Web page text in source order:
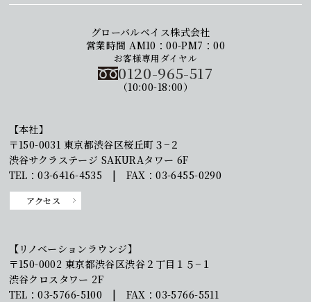
グローバルベイス株式会社
営業時間 AM10：00-PM7：00
お客様専用ダイヤル
0120-965-517
（10:00-18:00）
【本社】
〒150-0031 東京都渋谷区桜丘町３−２
渋谷サクラステージ SAKURAタワー 6F
TEL：03-6416-4535 | FAX：03-6455-0290
アクセス
【リノベーションラウンジ】
〒150-0002 東京都渋谷区渋谷２丁目１５−１
渋谷クロスタワー 2F
TEL：03-5766-5100 | FAX：03-5766-5511